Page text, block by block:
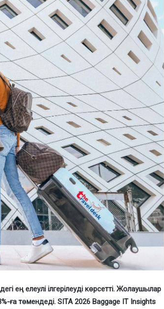
ең елеулі ілгерілеуді көрсетті. Жолаушылар
ға төмендеді. SITA 2026 Baggage IT Insights